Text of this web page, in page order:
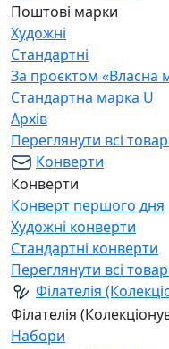
Поштові марки
Художні
Стандартні
За проєктом «Власна
Стандартна марка U
Архів
Переглянути всі
Конверти
Конверти
Конверт першого дня
Художні конверти
Стандартні конверти
Переглянути всі
Філателія
Філателія
Набори